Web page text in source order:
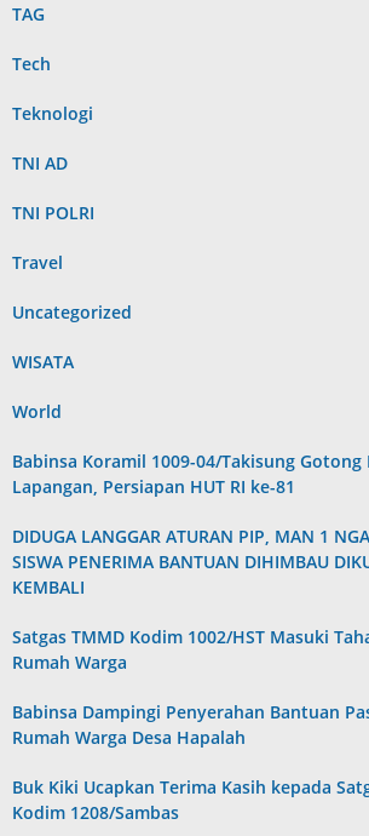
TAG
Tech
Teknologi
TNI AD
TNI POLRI
Travel
Uncategorized
WISATA
World
Babinsa Koramil 1009-04/Takisung Gotong
Lapangan, Persiapan HUT RI ke-81
DIDUGA LANGGAR ATURAN PIP, MAN 1
SISWA PENERIMA BANTUAN DIHIMBAU
KEMBALI
Satgas TMMD Kodim 1002/HST Masuki
Rumah Warga
Babinsa Dampingi Penyerahan Bantuan
Rumah Warga Desa Hapalah
Buk Kiki Ucapkan Terima Kasih kepada
Kodim 1208/Sambas